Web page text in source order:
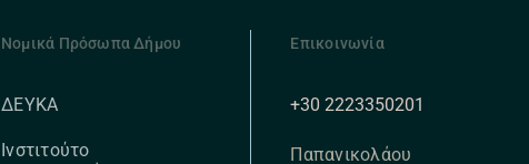
Νομικά Πρόσωπα Δήμου
ΔΕΥΚΑ
Ινστιτούτο
Επικοινωνία
+30 2223350201
Παπανικολάου